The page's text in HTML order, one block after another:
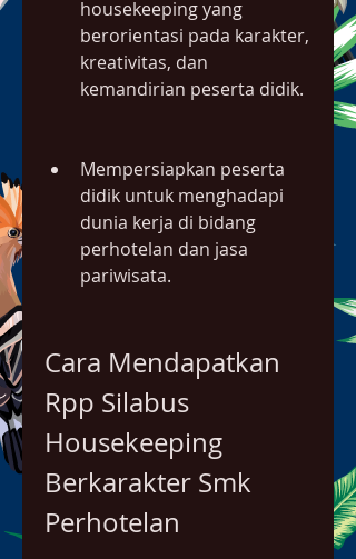
housekeeping yang
berorientasi pada karakter,
kreativitas, dan
kemandirian peserta didik.
Mempersiapkan peserta
didik untuk menghadapi
dunia kerja di bidang
perhotelan dan jasa
pariwisata.
Cara Mendapatkan
Rpp Silabus
Housekeeping
Berkarakter Smk
Perhotelan